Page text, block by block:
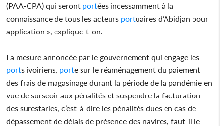
(PAA-CPA) qui seront portées incessamment à la
connaissance de tous les acteurs portuaires d’Abidjan pour
application », explique-t-on.
La mesure annoncée par le gouvernement qui engage les
ports ivoiriens, porte sur le réaménagement du paiement
des frais de magasinage durant la période de la pandémie en
vue de surseoir aux pénalités et suspendre la facturation
des surestaries, c’est-à-dire les pénalités dues en cas de
dépassement de délais de présence des navires, faut-il le